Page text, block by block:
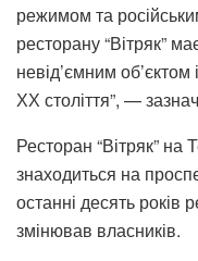
режимом та
ресторану “Вітряк”
невід’ємним об’єктом
ХХ століття”, —
Ресторан “Вітряк” на
знаходиться на
останні десять років
змінював власників.